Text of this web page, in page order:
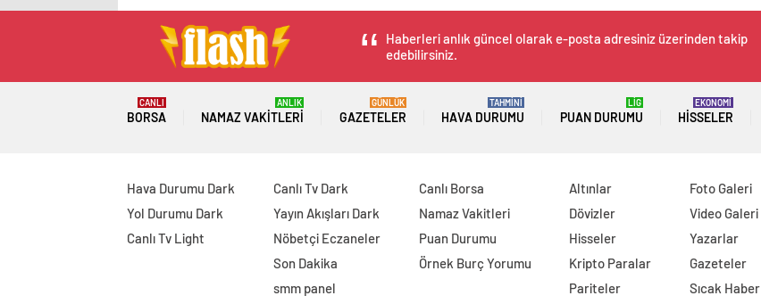
Haberleri anlık güncel olarak e-posta adresiniz üzerinden takip
edebilirsiniz.
BORSA
CANLI
NAMAZ VAKITLERI
ANLIK
GAZETELER
GÜNLÜK
HAVA DURUMU
TAHMİNİ
PUAN DURUMU
LİG
HISSELER
EKONOMİ
Hava Durumu Dark
Yol Durumu Dark
Canlı Tv Light
Canlı Tv Dark
Yayın Akışları Dark
Nöbetçi Eczaneler
Son Dakika
smm panel
Canlı Borsa
Namaz Vakitleri
Puan Durumu
Örnek Burç Yorumu
Altınlar
Dövizler
Hisseler
Kripto Paralar
Pariteler
Foto Galeri
Video Galeri
Yazarlar
Gazeteler
Sıcak Haber